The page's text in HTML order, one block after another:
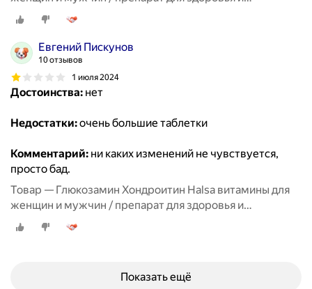
восстановления хрящевой ткани, суставов и связок, 90
таблеток
Евгений Пискунов
10 отзывов
1 июля 2024
Достоинства: нет
Недостатки:очень большие таблетки
Комментарий: ни каких изменений не чувствуется,
просто бад.
Товар — Глюкозамин Хондроитин Halsa витамины для
женщин и мужчин / препарат для здоровья и
восстановления хрящевой ткани, суставов и связок, 90
таблеток
Показать ещё